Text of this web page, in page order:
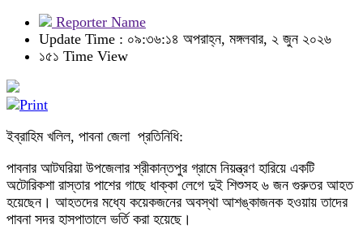
Reporter Name
Update Time : ০৯:৩৬:১৪ অপরাহ্ন, মঙ্গলবার, ২ জুন ২০২৬
১৫১ Time View
ইব্রাহিম খলিল, পাবনা জেলা প্রতিনিধি:
পাবনার আটঘরিয়া উপজেলার শ্রীকান্তপুর গ্রামে নিয়ন্ত্রণ হারিয়ে একটি
অটোরিকশা রাস্তার পাশের গাছে ধাক্কা লেগে দুই শিশুসহ ৬ জন গুরুতর আহত
হয়েছেন। আহতদের মধ্যে কয়েকজনের অবস্থা আশঙ্কাজনক হওয়ায় তাদের
পাবনা সদর হাসপাতালে ভর্তি করা হয়েছে।